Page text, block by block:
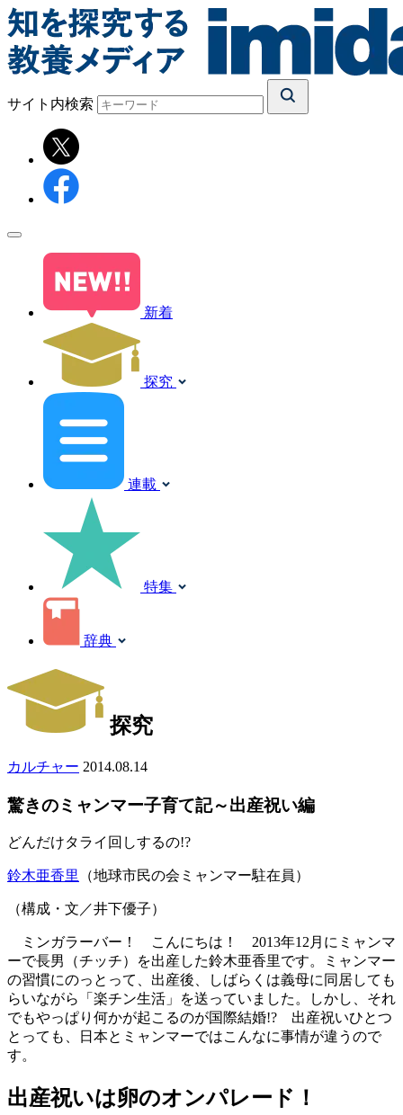
サイト内検索
新着
探究
連載
特集
辞典
探究
カルチャー 2014.08.14
驚きのミャンマー子育て記～出産祝い編
どんだけタライ回しするの!?
鈴木亜香里 （地球市民の会ミャンマー駐在員）
（構成・文／井下優子）
ミンガラーバー！ こんにちは！ 2013年12月にミャンマ
ーで長男（チッチ）を出産した鈴木亜香里です。ミャンマー
の習慣にのっとって、出産後、しばらくは義母に同居しても
らいながら「楽チン生活」を送っていました。しかし、それ
でもやっぱり何かが起こるのが国際結婚!? 出産祝いひとつ
とっても、日本とミャンマーではこんなに事情が違うので
す。
出産祝いは卵のオンパレード！